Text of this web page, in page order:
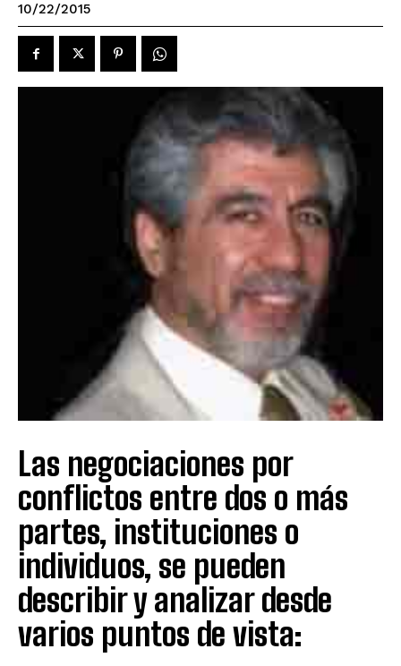
10/22/2015
Las negociaciones por
conflictos entre dos o más
partes, instituciones o
individuos, se pueden
describir y analizar desde
varios puntos de vista: